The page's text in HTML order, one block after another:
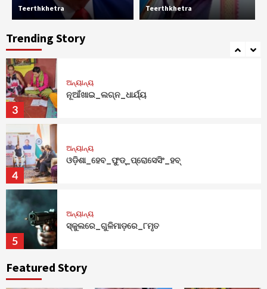
Teerthkhetra Teerthkhetra
Trending Story
2
ଅନ୍ୟାନ୍ୟ
3
ଅନ୍ୟାନ୍ୟ
ନୂଆଁଖାଇ_ଲଗ୍ନ_ଧାର୍ଯ୍ୟ
4
ଅନ୍ୟାନ୍ୟ
ଓଡ଼ିଶା_ହେବ_ଫୁଡ୍‌_ପ୍ରୋସେସିଂ_ହବ୍‌
5
ଅନ୍ୟାନ୍ୟ
ସ୍କୁଲରେ_ଗୁଳିମାଡ଼ରେ_୮ମୃତ
Featured Story